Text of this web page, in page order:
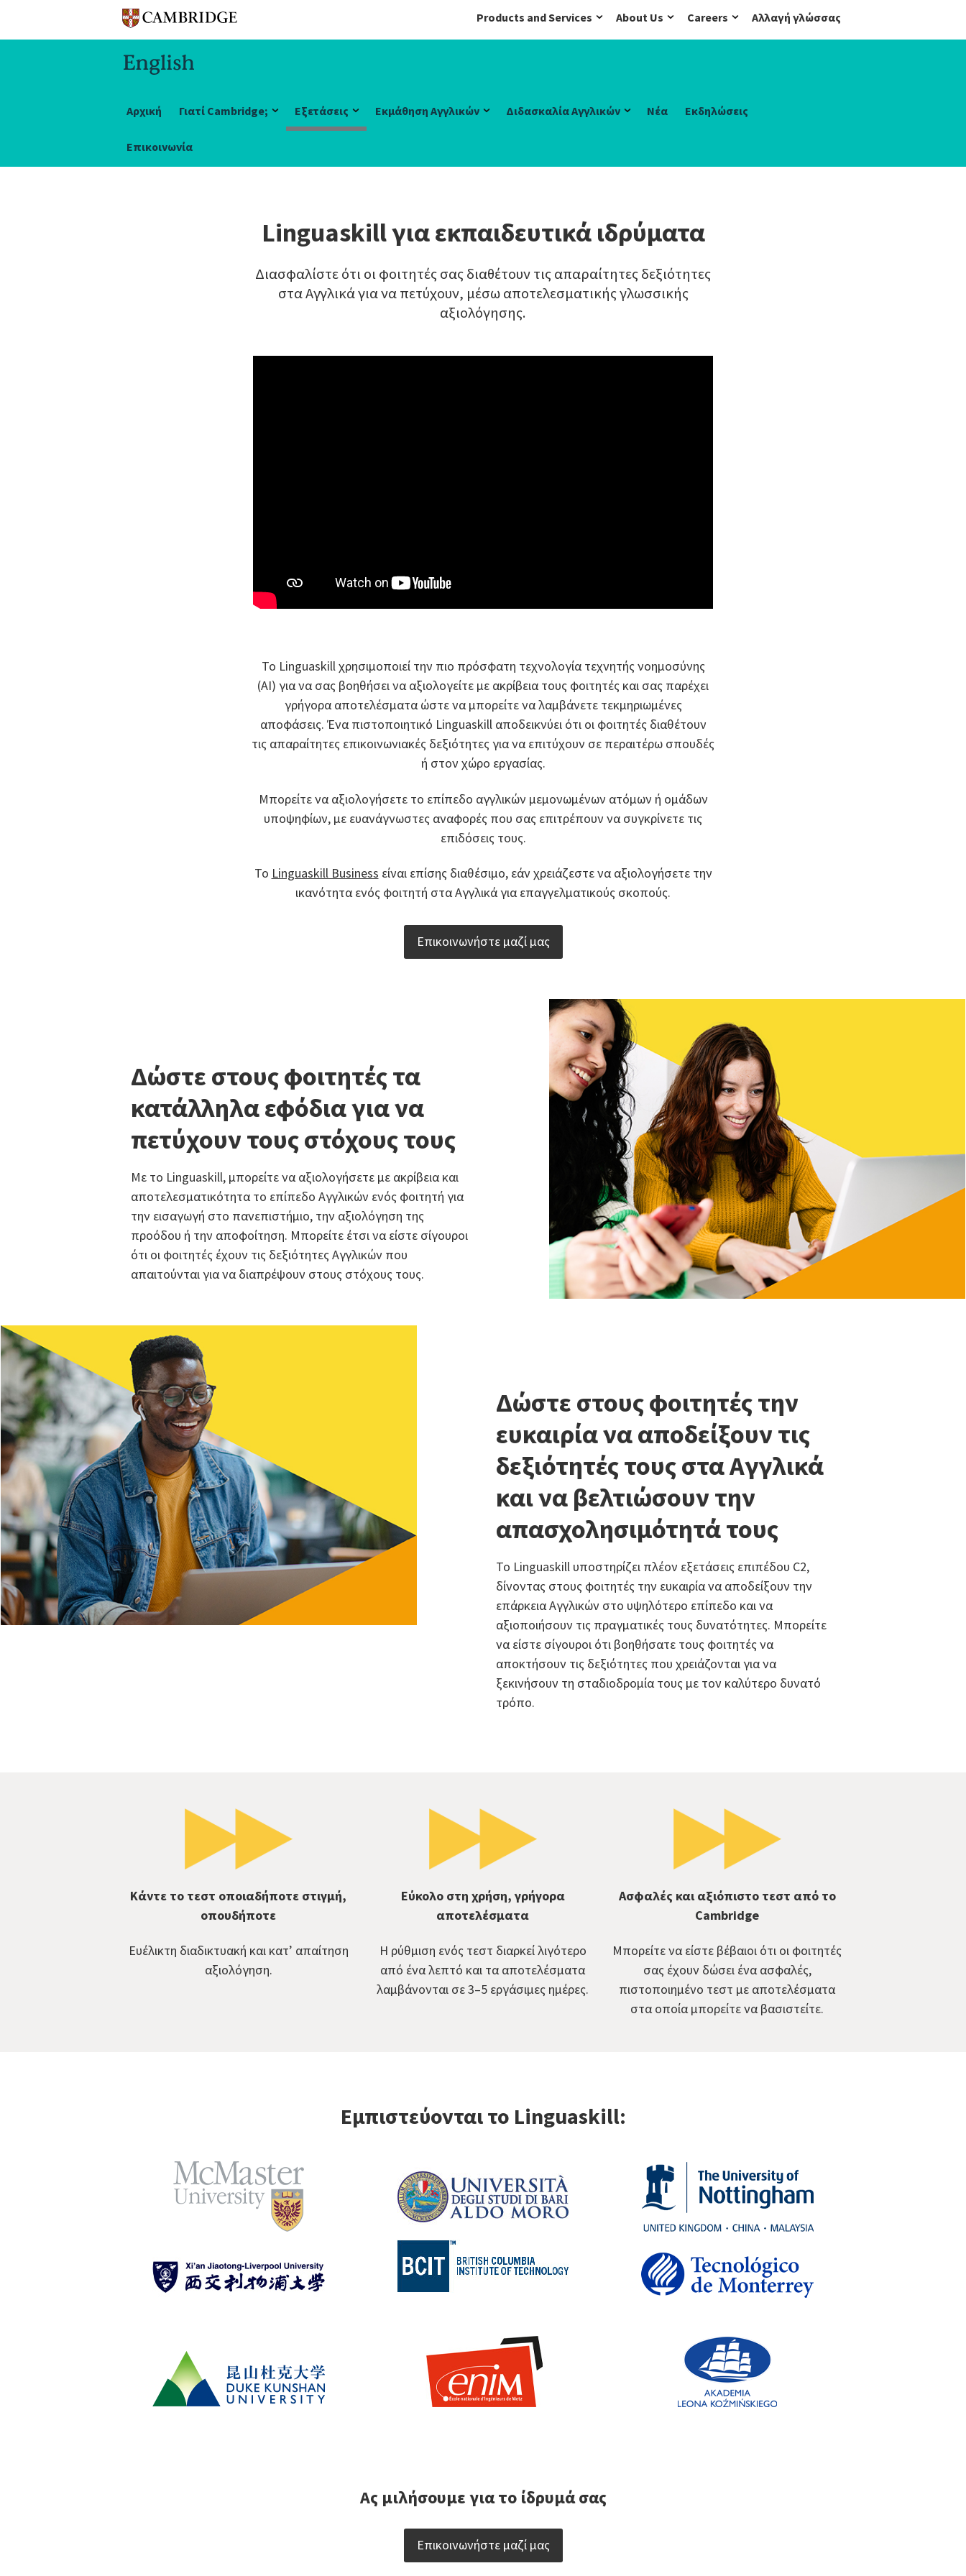
Products and Services About Us Careers Αλλαγή γλώσσας
Αρχική Γιατί Cambridge; Εξετάσεις Εκμάθηση Αγγλικών Διδασκαλία Αγγλικών Νέα Εκδηλώσεις
Επικοινωνία
Linguaskill για εκπαιδευτικά ιδρύματα
Διασφαλίστε ότι οι φοιτητές σας διαθέτουν τις απαραίτητες δεξιότητες
στα Αγγλικά για να πετύχουν, μέσω αποτελεσματικής γλωσσικής
αξιολόγησης.
Το Linguaskill χρησιμοποιεί την πιο πρόσφατη τεχνολογία τεχνητής νοημοσύνης
(AI) για να σας βοηθήσει να αξιολογείτε με ακρίβεια τους φοιτητές και σας παρέχει
γρήγορα αποτελέσματα ώστε να μπορείτε να λαμβάνετε τεκμηριωμένες
αποφάσεις. Ένα πιστοποιητικό Linguaskill αποδεικνύει ότι οι φοιτητές διαθέτουν
τις απαραίτητες επικοινωνιακές δεξιότητες για να επιτύχουν σε περαιτέρω σπουδές
ή στον χώρο εργασίας.
Μπορείτε να αξιολογήσετε το επίπεδο αγγλικών μεμονωμένων ατόμων ή ομάδων
υποψηφίων, με ευανάγνωστες αναφορές που σας επιτρέπουν να συγκρίνετε τις
επιδόσεις τους.
Το Linguaskill Business είναι επίσης διαθέσιμο, εάν χρειάζεστε να αξιολογήσετε την
ικανότητα ενός φοιτητή στα Αγγλικά για επαγγελματικούς σκοπούς.
Επικοινωνήστε μαζί μας
Δώστε στους φοιτητές τα
κατάλληλα εφόδια για να
πετύχουν τους στόχους τους
Με το Linguaskill, μπορείτε να αξιολογήσετε με ακρίβεια και
αποτελεσματικότητα το επίπεδο Αγγλικών ενός φοιτητή για
την εισαγωγή στο πανεπιστήμιο, την αξιολόγηση της
προόδου ή την αποφοίτηση. Μπορείτε έτσι να είστε σίγουροι
ότι οι φοιτητές έχουν τις δεξιότητες Αγγλικών που
απαιτούνται για να διαπρέψουν στους στόχους τους.
Δώστε στους φοιτητές την
ευκαιρία να αποδείξουν τις
δεξιότητές τους στα Αγγλικά
και να βελτιώσουν την
απασχολησιμότητά τους
Το Linguaskill υποστηρίζει πλέον εξετάσεις επιπέδου C2,
δίνοντας στους φοιτητές την ευκαιρία να αποδείξουν την
επάρκεια Αγγλικών στο υψηλότερο επίπεδο και να
αξιοποιήσουν τις πραγματικές τους δυνατότητες. Μπορείτε
να είστε σίγουροι ότι βοηθήσατε τους φοιτητές να
αποκτήσουν τις δεξιότητες που χρειάζονται για να
ξεκινήσουν τη σταδιοδρομία τους με τον καλύτερο δυνατό
τρόπο.
Κάντε το τεστ οποιαδήποτε στιγμή,
οπουδήποτε
Ευέλικτη διαδικτυακή και κατ’ απαίτηση
αξιολόγηση.
Εύκολο στη χρήση, γρήγορα
αποτελέσματα
Η ρύθμιση ενός τεστ διαρκεί λιγότερο
από ένα λεπτό και τα αποτελέσματα
λαμβάνονται σε 3–5 εργάσιμες ημέρες.
Ασφαλές και αξιόπιστο τεστ από το
Cambridge
Μπορείτε να είστε βέβαιοι ότι οι φοιτητές
σας έχουν δώσει ένα ασφαλές,
πιστοποιημένο τεστ με αποτελέσματα
στα οποία μπορείτε να βασιστείτε.
Εμπιστεύονται το Linguaskill:
Ας μιλήσουμε για το ίδρυμά σας
Επικοινωνήστε μαζί μας